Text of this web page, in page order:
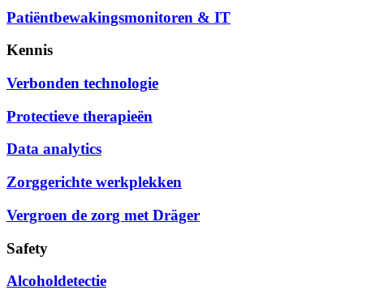
Patiëntbewakingsmonitoren & IT
Kennis
Verbonden technologie
Protectieve therapieën
Data analytics
Zorggerichte werkplekken
Vergroen de zorg met Dräger
Safety
Alcoholdetectie